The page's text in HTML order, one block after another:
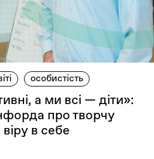
особистість
а ми всі — діти»:
про творчу
в себе